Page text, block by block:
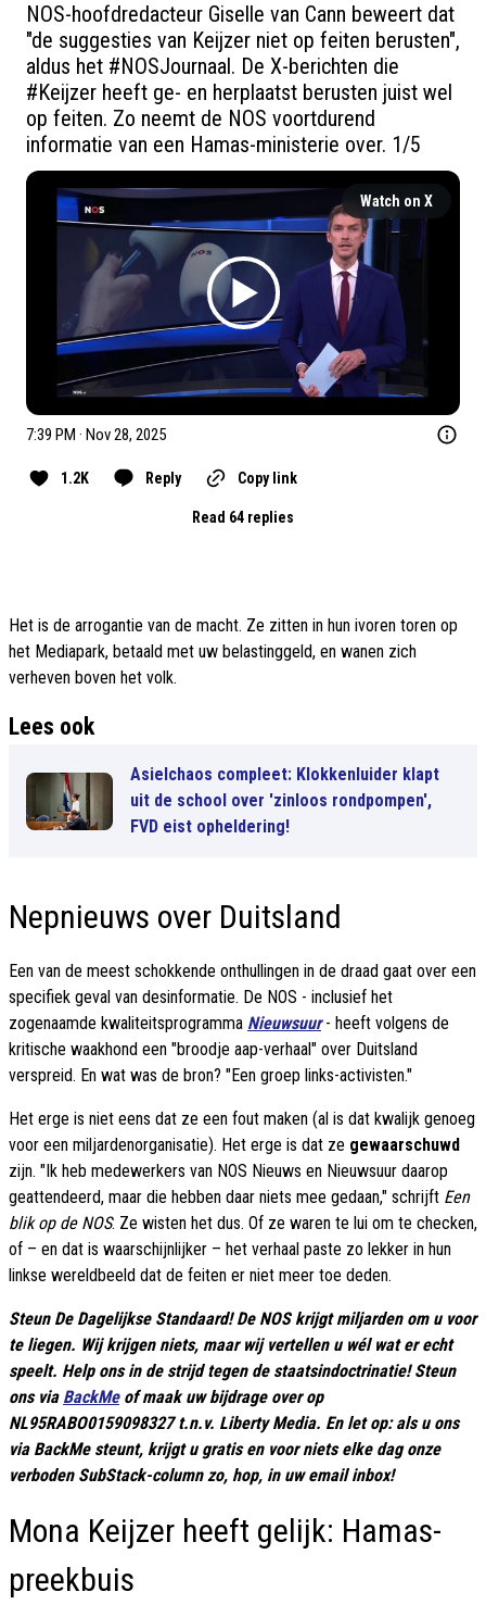
NOS-hoofdredacteur Giselle van Cann beweert dat
"de suggesties van Keijzer niet op feiten berusten",
aldus het #NOSJournaal
#Keijzer heeft ge- en herplaatst berusten juist wel
op feiten. Zo neemt de NOS voortdurend
informatie van een Hamas-ministerie over. 1/5
Watch on X
7:39 PM · Nov 28, 2025
1.2K Reply Copy link
Read 64 replies
Het is de arrogantie van de macht. Ze zitten in hun ivoren toren op
het Mediapark, betaald met uw belastinggeld, en wanen zich
verheven boven het volk.
Lees ook
Asielchaos compleet: Klokkenluider klapt
uit de school over 'zinloos rondpompen',
FVD eist opheldering!
Nepnieuws over Duitsland
Een van de meest schokkende onthullingen in de draad gaat over een
specifiek geval van desinformatie. De NOS - inclusief het
zogenaamde kwaliteitsprogramma Nieuwsuur- heeft volgens de
kritische waakhond een "broodje aap-verhaal" over Duitsland
verspreid. En wat was de bron? "Een groep links-activisten."
Het erge is niet eens dat ze een fout maken (al is dat kwalijk genoeg
voor een miljardenorganisatie). Het erge is dat ze gewaarschuwd
zijn. "Ik heb medewerkers van NOS Nieuws en Nieuwsuur daarop
geattendeerd, maar die hebben daar niets mee gedaan," schrijft Een
blik op de NOS. Ze wisten het dus. Of ze waren te lui om te checken,
of – en dat is waarschijnlijker – het verhaal paste zo lekker in hun
linkse wereldbeeld dat de feiten er niet meer toe deden.
Steun De Dagelijkse Standaard! De NOS krijgt miljarden om u voor
te liegen. Wij krijgen niets, maar wij vertellen u wél wat er echt
speelt. Help ons in de strijd tegen de staatsindoctrinatie! Steun
ons via BackMeof maak uw bijdrage over op
NL95RABO0159098327 t.n.v. Liberty Media. En let op: als u ons
via BackMe steunt, krijgt u gratis en voor niets elke dag onze
verboden SubStack-column zo, hop, in uw email inbox!
Mona Keijzer heeft gelijk: Hamas-
preekbuis